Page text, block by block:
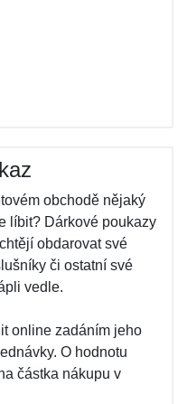
obchodě nějaký
líbit? Dárkové poukazy
obdarovat své
či ostatní své
vedle.
online zadáním jeho
O hodnotu
částka nákupu v